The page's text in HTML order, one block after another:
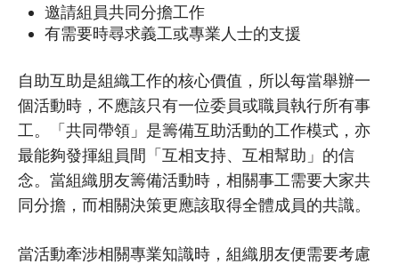
邀請組員共同分擔工作
有需要時尋求義工或專業人士的支援
自助互助是組織工作的核心價值，所以每當舉辦一
個活動時，不應該只有一位委員或職員執行所有事
工。「共同帶領」是籌備互助活動的工作模式，亦
最能夠發揮組員間「互相支持、互相幫助」的信
念。當組織朋友籌備活動時，相關事工需要大家共
同分擔，而相關決策更應該取得全體成員的共識。
當活動牽涉相關專業知識時，組織朋友便需要考慮